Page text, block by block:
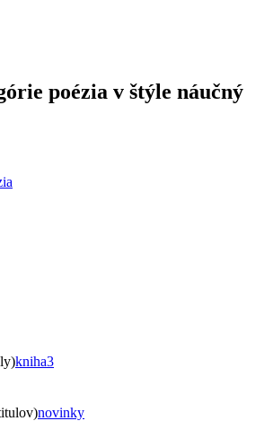
poézia v štýle náučný
kniha3
novinky